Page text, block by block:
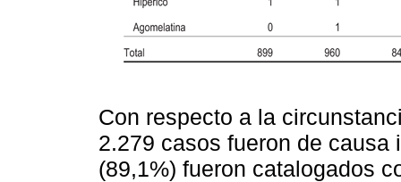
Con respecto a la
2.279 casos fueron de
(89,1%) fueron catalogados